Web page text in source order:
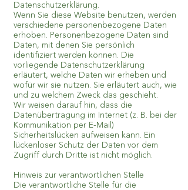
Datenschutzerklärung.
Wenn Sie diese Website benutzen, werden
verschiedene personenbezogene Daten
erhoben. Personenbezogene Daten sind
Daten, mit denen Sie persönlich
identifiziert werden können. Die
vorliegende Datenschutzerklärung
erläutert, welche Daten wir erheben und
wofür wir sie nutzen. Sie erläutert auch, wie
und zu welchem Zweck das geschieht.
Wir weisen darauf hin, dass die
Datenübertragung im Internet (z. B. bei der
Kommunikation per E-Mail)
Sicherheitslücken aufweisen kann. Ein
lückenloser Schutz der Daten vor dem
Zugriff durch Dritte ist nicht möglich.
Hinweis zur verantwortlichen Stelle
Die verantwortliche Stelle für die